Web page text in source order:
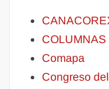
COLUMNAS
Comapa
Congreso